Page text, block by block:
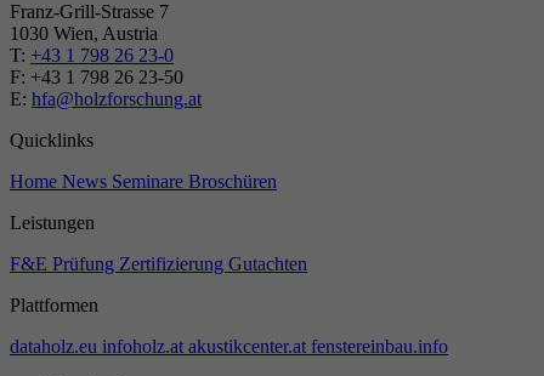
Franz-Grill-Strasse 7
1030 Wien, Austria
T: +43 1 798 26 23-0
​​F: +43 1 798 26 23-50
E: hfa@holzforschung.at
Quicklinks
Home News Seminare Broschüren
Leistungen
F&E Prüfung Zertifizierung Gutachten
Plattformen
dataholz.eu infoholz.at akustikcenter.at fenstereinbau.info